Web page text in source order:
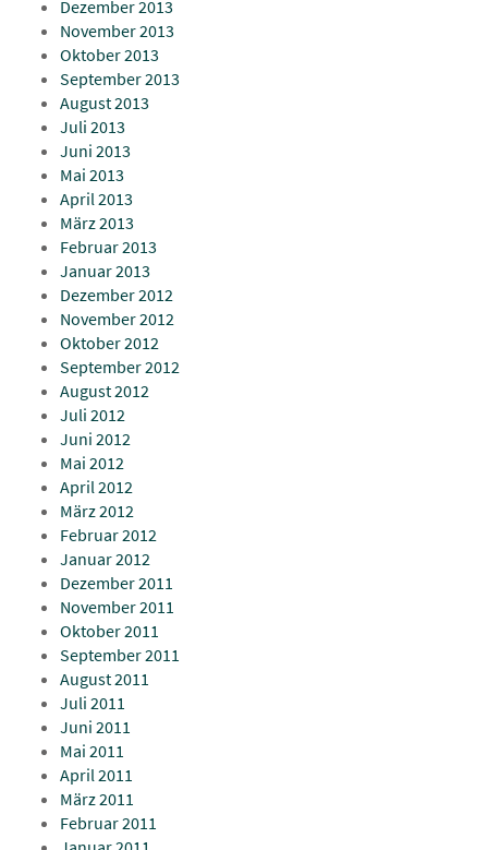
Dezember 2013
November 2013
Oktober 2013
September 2013
August 2013
Juli 2013
Juni 2013
Mai 2013
April 2013
März 2013
Februar 2013
Januar 2013
Dezember 2012
November 2012
Oktober 2012
September 2012
August 2012
Juli 2012
Juni 2012
Mai 2012
April 2012
März 2012
Februar 2012
Januar 2012
Dezember 2011
November 2011
Oktober 2011
September 2011
August 2011
Juli 2011
Juni 2011
Mai 2011
April 2011
März 2011
Februar 2011